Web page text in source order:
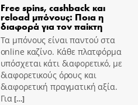
Free spins, cashback και
reload μπόνους: Ποια η
διαφορά για τον παίκτη
Τα μπόνους είναι παντού στα
online καζίνο. Κάθε πλατφόρμα
υπόσχεται κάτι διαφορετικό, με
διαφορετικούς όρους και
διαφορετική πραγματική αξία.
Για[…]